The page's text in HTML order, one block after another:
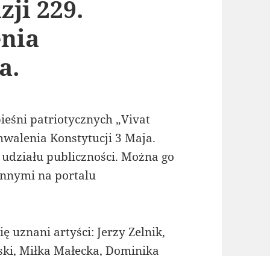
229.
patriotycznych „Vivat
Konstytucji 3 Maja.
publiczności. Można go
na portalu
uznani artyści: Jerzy Zelnik,
Miłka Małecka, Dominika